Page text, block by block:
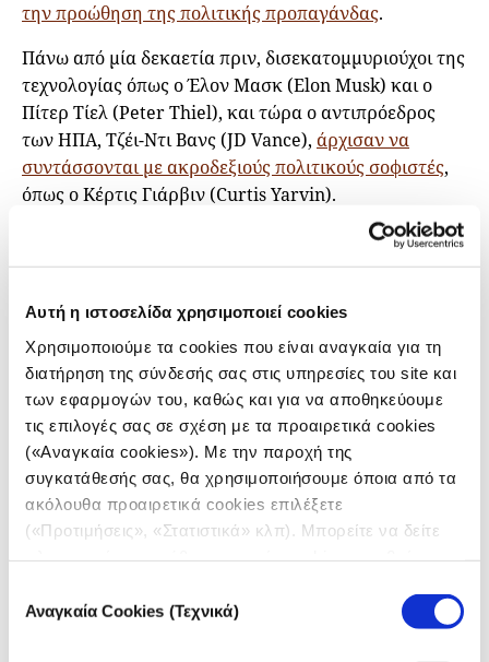
Αυτή η ιστοσελίδα χρησιμοποιεί cookies
Χρησιμοποιούμε τα cookies που είναι αναγκαία για τη
διατήρηση της σύνδεσής σας στις υπηρεσίες του site και
των εφαρμογών του, καθώς και για να αποθηκεύουμε
τις επιλογές σας σε σχέση με τα προαιρετικά cookies
(«Αναγκαία cookies»). Με την παροχή της
συγκατάθεσής σας, θα χρησιμοποιήσουμε όποια από τα
ακόλουθα προαιρετικά cookies επιλέξετε
(«Προτιμήσεις», «Στατιστικά» κλπ). Μπορείτε να δείτε
συγκατάθεσης
Αναγκαία Cookies (Τεχνικά)
την προώθηση της πολιτικής προπαγάνδας.
Πάνω από μία δεκαετία πριν, δισεκατομμυριούχοι της
τεχνολογίας όπως ο Έλον Μασκ (Elon Musk) και ο
Πίτερ Τίελ (Peter Thiel), και τώρα o αντιπρόεδρος
των ΗΠΑ, Τζέι-Ντι Βανς (JD Vance), άρχισαν να
συντάσσονται με ακροδεξιούς πολιτικούς σοφιστές,
όπως ο Κέρτις Γιάρβιν (Curtis Yarvin).
δημοκρατία εμποδίζει την
καινοτομία, προκρίνοντας αντ’ αυτού τη
πολιτείες οι οποίες ελέγχονται από τις εταιρίες και
διοικούνται μέσω της επιτήρησης. Ενστερνιζόμενοι
αυτή τη φιλοσοφία της τεχνολογικής απολυταρχίας,
πέρασαν από τη χρηματοδότηση και τον σχεδιασμό
του διαδικτύου στην αναδιαμόρφωση της
κυβέρνησης.
Οι θιασώτες της τεχνολογικής απολυταρχίας
χρησιμοποιούν τις πλατφόρμες των μέσων
κοινωνικής δικτύωσης ως όπλο στο πλαίσιο του
θεσμών.